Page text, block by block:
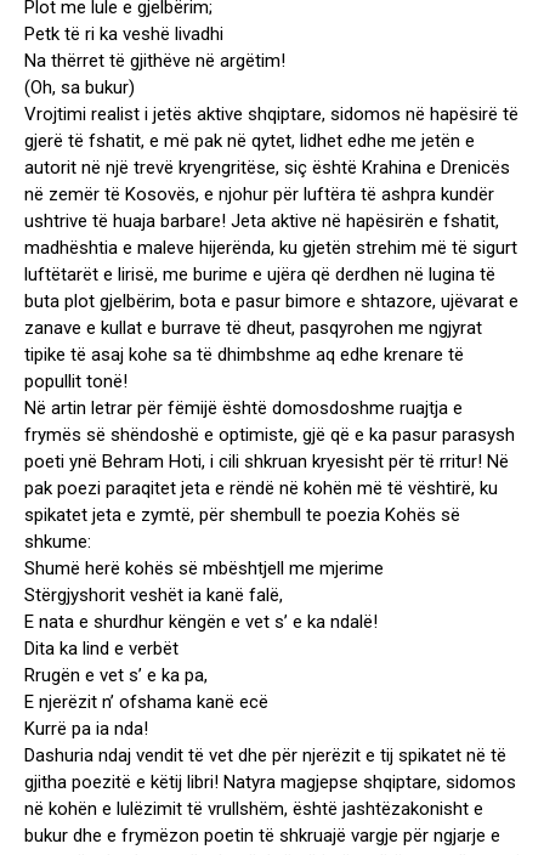
Plot me lule e gjelbërim;
Petk të ri ka veshë livadhi
Na thërret të gjithëve në argëtim!
(Oh, sa bukur)
Vrojtimi realist i jetës aktive shqiptare, sidomos në hapësirë të
gjerë të fshatit, e më pak në qytet, lidhet edhe me jetën e
autorit në një trevë kryengritëse, siç është Krahina e Drenicës
në zemër të Kosovës, e njohur për luftëra të ashpra kundër
ushtrive të huaja barbare! Jeta aktive në hapësirën e fshatit,
madhështia e maleve hijerënda, ku gjetën strehim më të sigurt
luftëtarët e lirisë, me burime e ujëra që derdhen në lugina të
buta plot gjelbërim, bota e pasur bimore e shtazore, ujëvarat e
zanave e kullat e burrave të dheut, pasqyrohen me ngjyrat
tipike të asaj kohe sa të dhimbshme aq edhe krenare të
popullit tonë!
Në artin letrar për fëmijë është domosdoshme ruajtja e
frymës së shëndoshë e optimiste, gjë që e ka pasur parasysh
poeti ynë Behram Hoti, i cili shkruan kryesisht për të rritur! Në
pak poezi paraqitet jeta e rëndë në kohën më të vështirë, ku
spikatet jeta e zymtë, për shembull te poezia Kohës së
shkume:
Shumë herë kohës së mbështjell me mjerime
Stërgjyshorit veshët ia kanë falë,
E nata e shurdhur këngën e vet s’ e ka ndalë!
Dita ka lind e verbët
Rrugën e vet s’ e ka pa,
E njerëzit n’ ofshama kanë ecë
Kurrë pa ia nda!
Dashuria ndaj vendit të vet dhe për njerëzit e tij spikatet në të
gjitha poezitë e këtij libri! Natyra magjepse shqiptare, sidomos
në kohën e lulëzimit të vrullshëm, është jashtëzakonisht e
bukur dhe e frymëzon poetin të shkruajë vargje për ngjarje e